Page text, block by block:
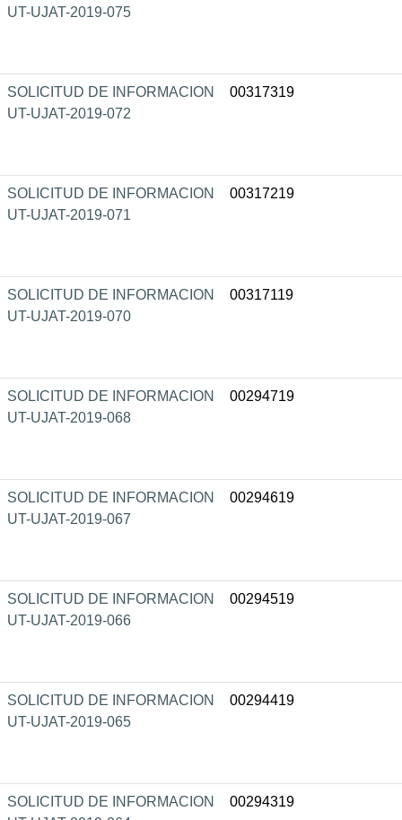
UT-UJAT-2019-075
SOLICITUD DE INFORMACION
UT-UJAT-2019-072
00317319
SOLICITUD DE INFORMACION
UT-UJAT-2019-071
00317219
SOLICITUD DE INFORMACION
UT-UJAT-2019-070
00317119
SOLICITUD DE INFORMACION
UT-UJAT-2019-068
00294719
SOLICITUD DE INFORMACION
UT-UJAT-2019-067
00294619
SOLICITUD DE INFORMACION
UT-UJAT-2019-066
00294519
SOLICITUD DE INFORMACION
UT-UJAT-2019-065
00294419
SOLICITUD DE INFORMACION
00294319